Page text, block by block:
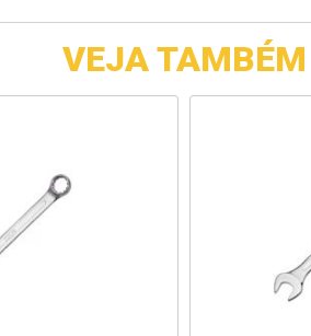
VEJA TAMBÉM